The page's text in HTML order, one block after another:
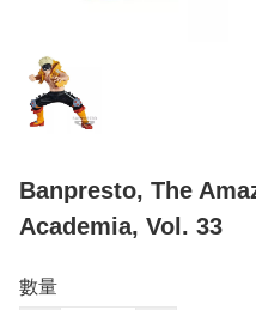
Banpresto, The
Academia, Vol. 33
數量